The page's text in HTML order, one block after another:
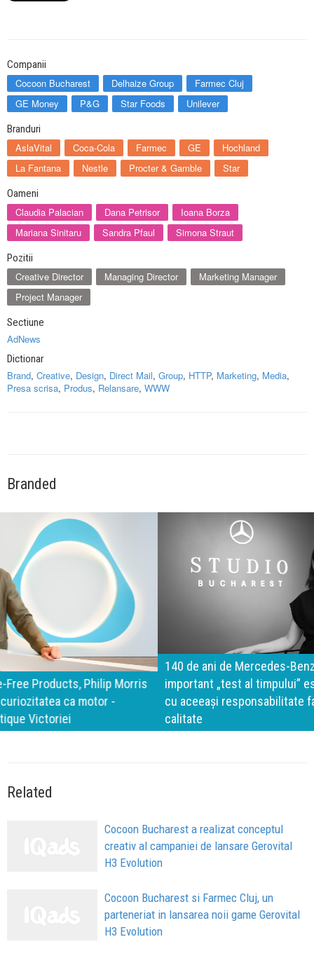
Companii
Cocoon Bucharest Delhaize Group
Farmec Cluj
GE Money
P&G Star Foods Unilever
Branduri
AslaVital Coca-Cola Farmec GE
Hochland
La Fantana
Nestle Procter & Gamble Star
Oameni
Claudia Palacian Dana Petrisor
Ioana Borza
Mariana Sinitaru
Sandra Pfaul Simona Straut
Pozitii
Creative Director Managing Director
Marketing Manager
Project Manager
Sectiune
AdNews
Dictionar
Brand, Creative, Design, Direct Mail, Group, HTTP, Marketing, Media,
Presa scrisa, Produs, Relansare, WWW
Branded
140 de ani de Mercedes-Benz. Ramona Pîrlog: Cel mai
important „test al timpului” este să inovăm constant, dar
cu aceeași responsabilitate față de oameni, siguranță și
calitate
Related
Cocoon Bucharest a realizat conceptul
creativ al campaniei de lansare Gerovital
H3 Evolution
Cocoon Bucharest si Farmec Cluj, un
parteneriat in lansarea noii game Gerovital
H3 Evolution